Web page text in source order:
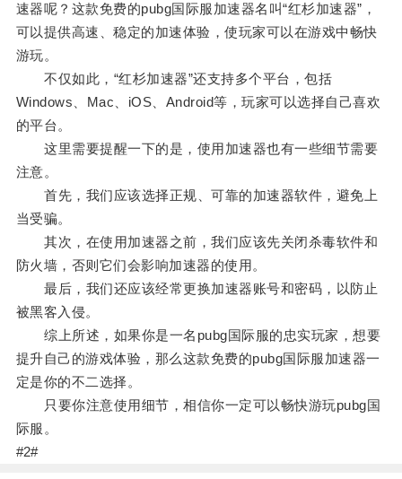
速器呢？这款免费的pubg国际服加速器名叫“红杉加速器”，
可以提供高速、稳定的加速体验，使玩家可以在游戏中畅快
游玩。
不仅如此，“红杉加速器”还支持多个平台，包括
Windows、Mac、iOS、Android等，玩家可以选择自己喜欢
的平台。
这里需要提醒一下的是，使用加速器也有一些细节需要
注意。
首先，我们应该选择正规、可靠的加速器软件，避免上
当受骗。
其次，在使用加速器之前，我们应该先关闭杀毒软件和
防火墙，否则它们会影响加速器的使用。
最后，我们还应该经常更换加速器账号和密码，以防止
被黑客入侵。
综上所述，如果你是一名pubg国际服的忠实玩家，想要
提升自己的游戏体验，那么这款免费的pubg国际服加速器一
定是你的不二选择。
只要你注意使用细节，相信你一定可以畅快游玩pubg国
际服。
#2#